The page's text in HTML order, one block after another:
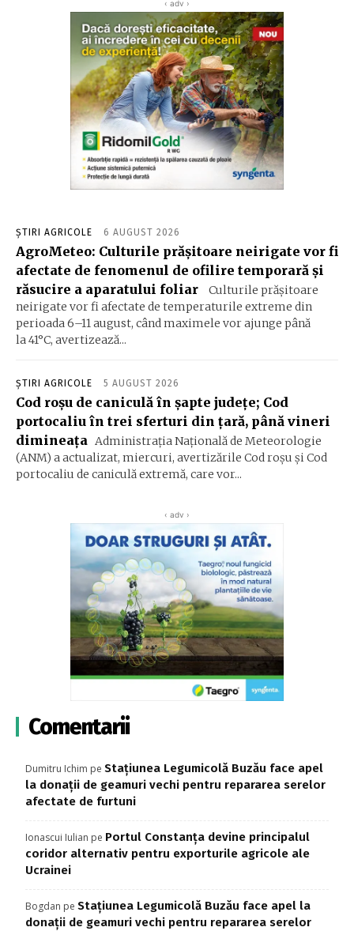
‹ adv ›
ȘTIRI AGRICOLE 6 AUGUST 2026
AgroMeteo: Culturile prăşitoare neirigate vor fi
afectate de fenomenul de ofilire temporară şi
răsucire a aparatului foliar
Culturile prășitoare
neirigate vor fi afectate de temperaturile extreme din
perioada 6–11 august, când maximele vor ajunge până
la 41°C, avertizează...
ȘTIRI AGRICOLE 5 AUGUST 2026
Cod roşu de caniculă în şapte judeţe; Cod
portocaliu în trei sferturi din ţară, până vineri
dimineaţa Administraţia Naţională de Meteorologie
(ANM) a actualizat, miercuri, avertizările Cod roşu şi Cod
portocaliu de caniculă extremă, care vor...
‹ adv ›
Comentarii
Dumitru Ichim pe Stațiunea Legumicolă Buzău face apel
la donații de geamuri vechi pentru repararea serelor
afectate de furtuni
Ionascui Iulian pe Portul Constanța devine principalul
coridor alternativ pentru exporturile agricole ale
Ucrainei
Bogdan pe Stațiunea Legumicolă Buzău face apel la
donații de geamuri vechi pentru repararea serelor